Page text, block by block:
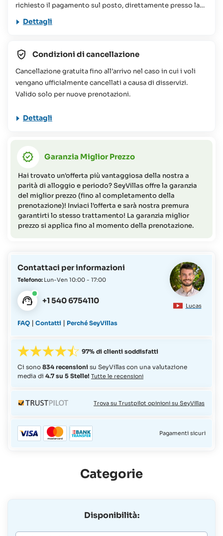
richiesto il pagamento sul posto, direttamente presso la
struttura prenotata, di un importo che oscilla tra le 75 e le
100 Rupie Seychellesi a persona, a notte. Questo
conservazione alle Seychelles. Per ulteriori informazioni
Il viaggio proposto non è consigliato per persone a
mobilità ridotta (per maggiori informazioni o richieste non
esitate a contattare il Team SeyVillas).
Dettagli
Condizioni di cancellazione
Cancellazione gratuita fino all’arrivo nel caso in cui i voli
vengano ufficialmente cancellati a causa di disservizi.
Valido solo per nuove prenotazioni.
Dettagli
Garanzia Miglior Prezzo
Hai trovato un'offerta più vantaggiosa della nostra a
parità di alloggio e periodo? SeyVillas offre la garanzia
del miglior prezzo (fino al completamento della
prenotazione)! Inviaci l'offerta e sarà nostra premura
garantirti lo stesso trattamento! La garanzia miglior
prezzo si applica fino al momento della prenotazione.
Lucas
Contattaci per informazioni
Telefono: Lun-Ven 10:00 - 17:00
+1 540 6754110
FAQ |Contatti | Perché SeyVillas
97% di clienti soddisfatti
Ci sono834 recensionisu SeyVillas con una valutazione
media di4.7 su 5 Stelle! Tutte le recensioni
Trova su Trustpilot opinioni su SeyVillas
Pagamenti sicuri
Categorie
Disponibilità: